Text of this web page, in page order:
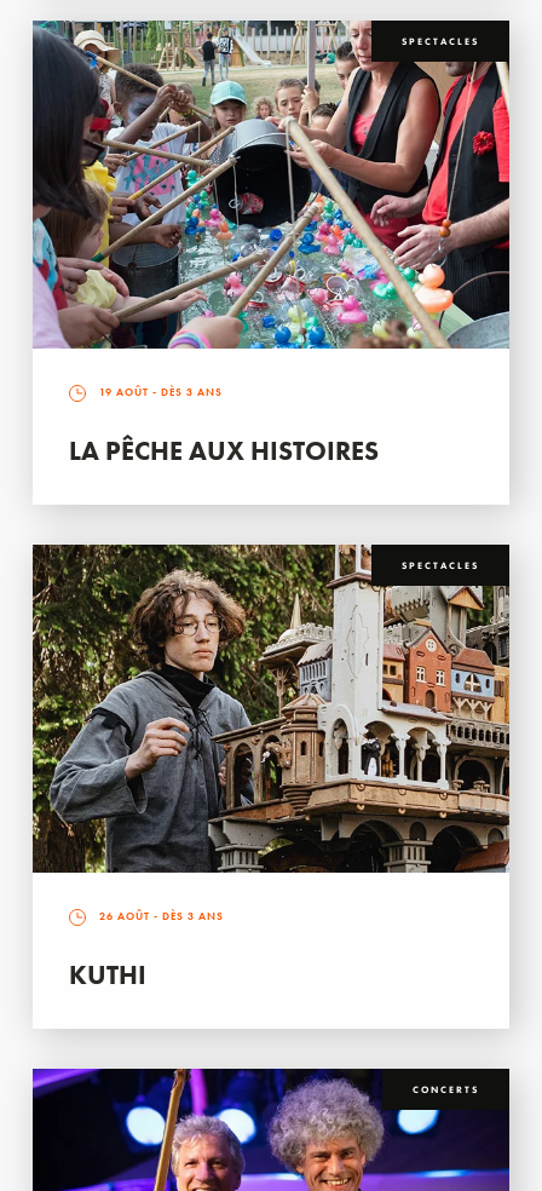
SPECTACLES
19 AOÛT - DÈS 3 ANS
LA PÊCHE AUX HISTOIRES
SPECTACLES
26 AOÛT - DÈS 3 ANS
KUTHI
CONCERTS